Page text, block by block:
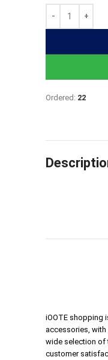
Ordered: 22
iOOTE shopping
accessories,
wide selection of
customer